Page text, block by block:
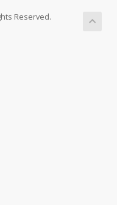
Reserved.